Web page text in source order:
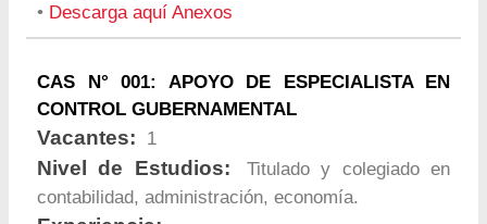
• Descarga aquí Anexos
CAS N° 001: APOYO DE ESPECIALISTA EN
CONTROL GUBERNAMENTAL
Vacantes: 1
Nivel de Estudios:
Titulado y colegiado en
contabilidad, administración, economía.